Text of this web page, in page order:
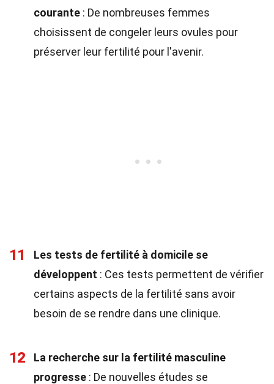
courante : De nombreuses femmes
choisissent de congeler leurs ovules pour
préserver leur fertilité pour l'avenir.
11
Les tests de fertilité à domicile se
développent : Ces tests permettent de vérifier
certains aspects de la fertilité sans avoir
besoin de se rendre dans une clinique.
12
La recherche sur la fertilité masculine
progresse : De nouvelles études se